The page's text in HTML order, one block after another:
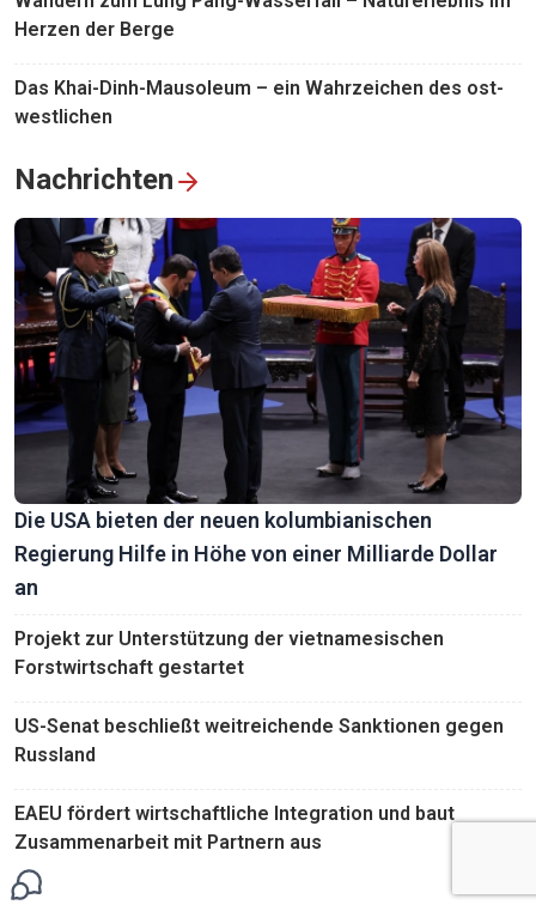
Herzen der Berge
Das Khai-Dinh-Mausoleum – ein Wahrzeichen des ost-
westlichen
Nachrichten
Die USA bieten der neuen kolumbianischen
Regierung Hilfe in Höhe von einer Milliarde Dollar
an
Projekt zur Unterstützung der vietnamesischen
Forstwirtschaft gestartet
US-Senat beschließt weitreichende Sanktionen gegen
Russland
EAEU fördert wirtschaftliche Integration und baut
Zusammenarbeit mit Partnern aus